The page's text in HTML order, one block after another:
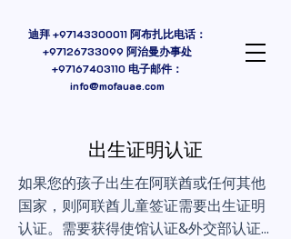
迪拜+97143300011阿布扎比电话：
+97126733099 阿治曼办事处
+97167403110电子邮件：
info@mofauae.com
出生证明认证
如果您的孩子出生在阿联酋或任何其他
国家，则阿联酋儿童签证需要出生证明
认证。需要获得使馆认证&外交部认证...